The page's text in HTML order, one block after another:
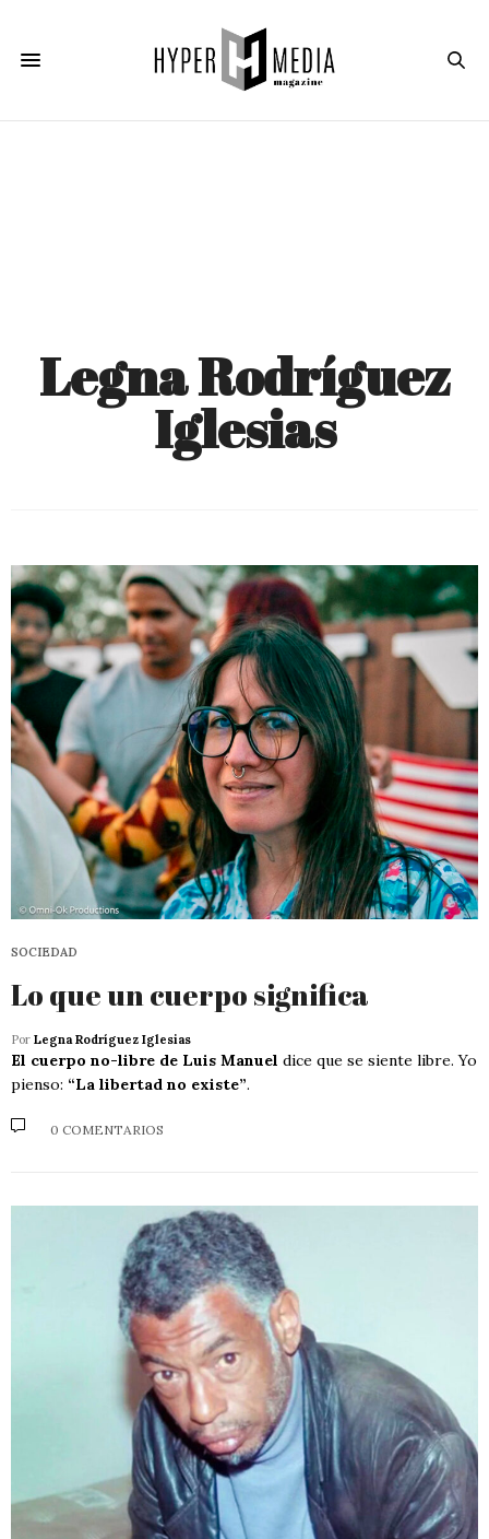
Legna Rodríguez
Iglesias
SOCIEDAD
Lo que un cuerpo significa
Por Legna Rodríguez Iglesias
El cuerpo no-libre de Luis Manuel dice que se siente libre. Yo
pienso: “La libertad no existe”.
0 COMENTARIOS